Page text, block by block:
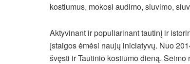
kostiumus, mokosi audimo, siuvimo,
Aktyvinant ir populiarinant tautinį ir
įstaigos ėmėsi naujų iniciatyvų. Nuo
švęsti ir Tautinio kostiumo dieną.